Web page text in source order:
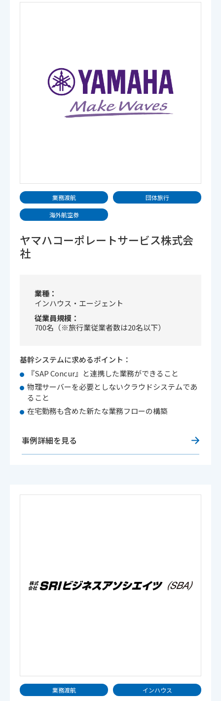
業務渡航 団体旅行
海外航空券
ヤマハコーポレートサービス株式会
社
業種
インハウス・エージェント
従業員規模
700名（※旅行業従業者数は20名以下）
基幹システムに求めるポイント：
『SAP Concur』と連携した業務ができること
物理サーバーを必要としないクラウドシステムであ
ること
在宅勤務も含めた新たな業務フローの構築
事例詳細を見る
業務渡航 インハウス